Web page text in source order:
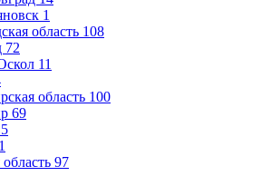
1
область 108
72
11
область 100
69
97